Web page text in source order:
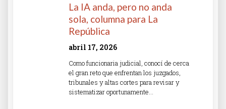
La IA anda, pero no anda
sola, columna para La
República
abril 17, 2026
Como funcionaria judicial, conocí de cerca
el gran reto que enfrentan los juzgados,
tribunales y altas cortes para revisar y
sistematizar oportunamente…